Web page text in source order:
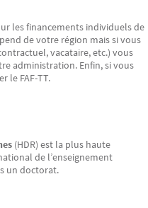
les financements individuels de
de votre région mais si vous
vacataire, etc.) vous
administration. Enfin, si vous
le FAF-TT.
(HDR) est la plus haute
de l’enseignement
un doctorat.